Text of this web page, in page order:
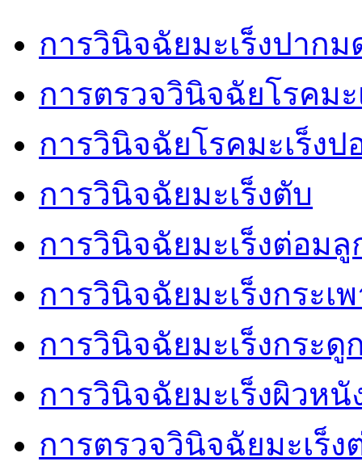
การวินิจฉัยมะเร็งปากม
การตรวจวินิจฉัยโรคมะ
การวินิจฉัยโรคมะเร็งป
การวินิจฉัยมะเร็งตับ
การวินิจฉัยมะเร็งต่อม
การวินิจฉัยมะเร็งกระเ
การวินิจฉัยมะเร็งกระดู
การวินิจฉัยมะเร็งผิวหนั
การตรวจวินิจฉัยมะเร็ง